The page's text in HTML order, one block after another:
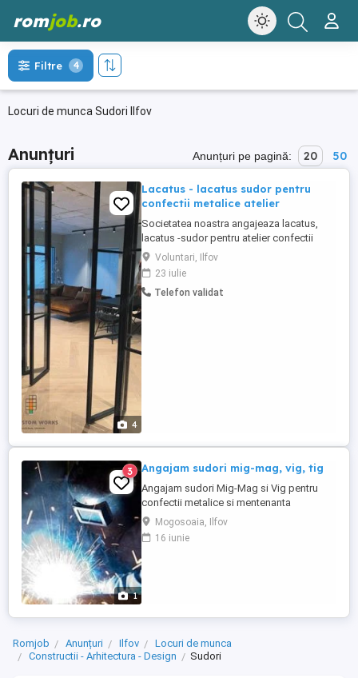
romjob.ro
Locuri de munca Sudori Ilfov
Filtre 4
Anunțuri Anunțuri pe pagină: 20 50
4
Lacatus - lacatus sudor pentru
confectii metalice atelier
Societatea noastra angajeaza lacatus,
lacatus -sudor pentru atelier confectii
metalice usoare, usi, mobilier metalic etc.
Atelierul este situat in Voluntari - Ilfov B-dul
Eroilor 4, in incinta Sut Carpati Vechime in
domenie este necesara Pozele sunt
Voluntari, Ilfov
23 iulie
Telefon validat
1
3 Angajam sudori mig-mag, vig, tig
Angajam sudori Mig-Mag si Vig pentru
confectii metalice si mentenanta
echipamente industriale.Salariul atractiv,
masa asigurata, echipament. Pentru orice
detalii, nu ezitati sa ne contactati la
Mogosoaia, Ilfov
16 iunie
Romjob Anunțuri Ilfov
Locuri de munca
Constructii - Arhitectura - Design
Sudori